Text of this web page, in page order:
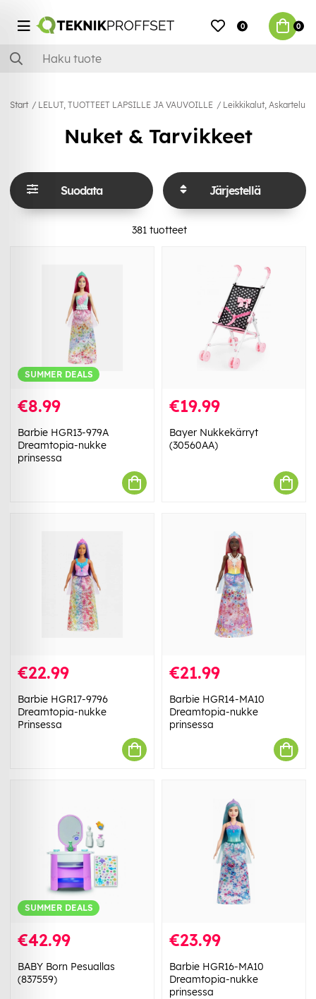
0 0
Start LELUT, TUOTTEET LAPSILLE JA VAUVOILLE Leikkikalut, Askartelu
Nuket & Tarvikkeet
Suodata Järjestellä
381 tuotteet
SUMMER DEALS
€8.99
Barbie HGR13-979A
Dreamtopia-nukke
prinsessa
€19.99
Bayer Nukkekärryt
(30560AA)
€22.99
Barbie HGR17-9796
Dreamtopia-nukke
Prinsessa
€21.99
Barbie HGR14-MA10
Dreamtopia-nukke
prinsessa
SUMMER DEALS
€42.99
BABY Born Pesuallas
(837559)
€23.99
Barbie HGR16-MA10
Dreamtopia-nukke
prinsessa